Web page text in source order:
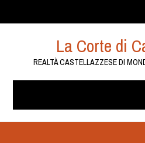
La Corte di
REALTÀ CASTELLAZZESE DI